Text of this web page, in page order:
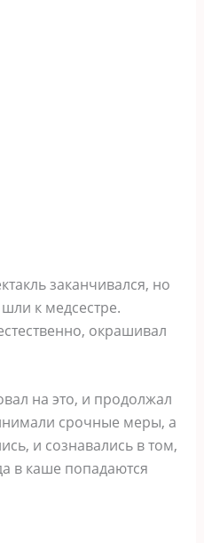
заканчивался, но
к медсестре.
окрашивал
на это, и продолжал
срочные меры, а
и сознавались в том,
в каше попадаются